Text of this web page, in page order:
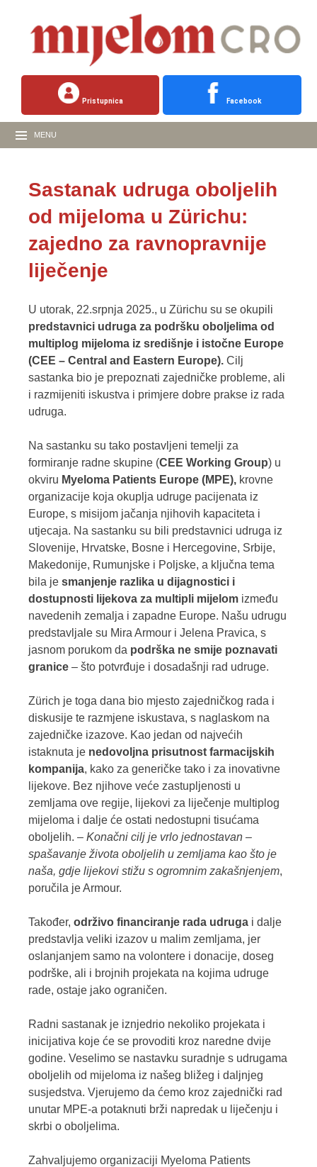
Pristupnica Facebook
MENU
Sastanak udruga oboljelih
od mijeloma u Zürichu:
zajedno za ravnopravnije
liječenje
U utorak, 22.srpnja 2025., u Zürichu su se okupili
predstavnici udruga za podršku oboljelima od
multiplog mijeloma iz središnje i istočne Europe
(CEE – Central and Eastern Europe). Cilj
sastanka bio je prepoznati zajedničke probleme, ali
i razmijeniti iskustva i primjere dobre prakse iz rada
udruga.
Na sastanku su tako postavljeni temelji za
formiranje radne skupine (CEE Working Group) u
okviru Myeloma Patients Europe (MPE), krovne
organizacije koja okuplja udruge pacijenata iz
Europe, s misijom jačanja njihovih kapaciteta i
utjecaja. Na sastanku su bili predstavnici udruga iz
Slovenije, Hrvatske, Bosne i Hercegovine, Srbije,
Makedonije, Rumunjske i Poljske, a ključna tema
bila je smanjenje razlika u dijagnostici i
dostupnosti lijekova za multipli mijelom između
navedenih zemalja i zapadne Europe. Našu udrugu
predstavljale su Mira Armour i Jelena Pravica, s
jasnom porukom da podrška ne smije poznavati
granice – što potvrđuje i dosadašnji rad udruge.
Zürich je toga dana bio mjesto zajedničkog rada i
diskusije te razmjene iskustava, s naglaskom na
zajedničke izazove. Kao jedan od najvećih
istaknuta je nedovoljna prisutnost farmacijskih
kompanija, kako za generičke tako i za inovativne
lijekove. Bez njihove veće zastupljenosti u
zemljama ove regije, lijekovi za liječenje multiplog
mijeloma i dalje će ostati nedostupni tisućama
oboljelih. – Konačni cilj je vrlo jednostavan –
spašavanje života oboljelih u zemljama kao što je
naša, gdje lijekovi stižu s ogromnim zakašnjenjem,
poručila je Armour.
Također, održivo financiranje rada udruga i dalje
predstavlja veliki izazov u malim zemljama, jer
oslanjanjem samo na volontere i donacije, doseg
podrške, ali i brojnih projekata na kojima udruge
rade, ostaje jako ograničen.
Radni sastanak je iznjedrio nekoliko projekata i
inicijativa koje će se provoditi kroz naredne dvije
godine. Veselimo se nastavku suradnje s udrugama
oboljelih od mijeloma iz našeg bližeg i daljnjeg
susjedstva. Vjerujemo da ćemo kroz zajednički rad
unutar MPE-a potaknuti brži napredak u liječenju i
skrbi o oboljelima.
Zahvaljujemo organizaciji Myeloma Patients